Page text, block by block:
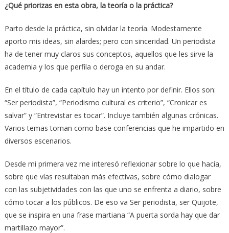
¿Qué priorizas en esta obra, la teoría o la práctica?
Parto desde la práctica, sin olvidar la teoría. Modestamente
aporto mis ideas, sin alardes; pero con sinceridad. Un periodista
ha de tener muy claros sus conceptos, aquellos que les sirve la
academia y los que perfila o deroga en su andar.
En el título de cada capítulo hay un intento por definir. Ellos son:
“Ser periodista”, “Periodismo cultural es criterio”, “Cronicar es
salvar” y “Entrevistar es tocar”. Incluye también algunas crónicas.
Varios temas toman como base conferencias que he impartido en
diversos escenarios.
Desde mi primera vez me interesó reflexionar sobre lo que hacía,
sobre que vías resultaban más efectivas, sobre cómo dialogar
con las subjetividades con las que uno se enfrenta a diario, sobre
cómo tocar a los públicos. De eso va Ser periodista, ser Quijote,
que se inspira en una frase martiana “A puerta sorda hay que dar
martillazo mayor”.